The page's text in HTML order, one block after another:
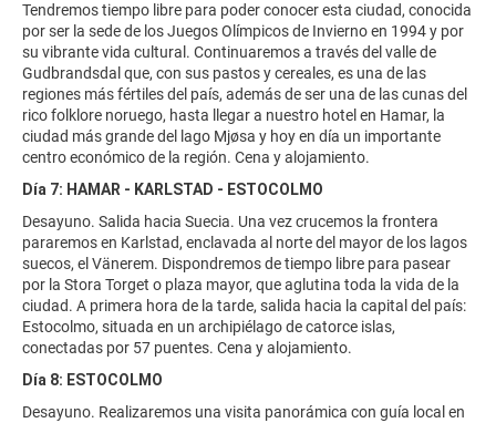
Tendremos tiempo libre para poder conocer esta ciudad, conocida
por ser la sede de los Juegos Olímpicos de Invierno en 1994 y por
su vibrante vida cultural. Continuaremos a través del valle de
Gudbrandsdal que, con sus pastos y cereales, es una de las
regiones más fértiles del país, además de ser una de las cunas del
rico folklore noruego, hasta llegar a nuestro hotel en Hamar, la
ciudad más grande del lago Mjøsa y hoy en día un importante
centro económico de la región. Cena y alojamiento.
Día 7: HAMAR - KARLSTAD - ESTOCOLMO
Desayuno. Salida hacia Suecia. Una vez crucemos la frontera
pararemos en Karlstad, enclavada al norte del mayor de los lagos
suecos, el Vänerem. Dispondremos de tiempo libre para pasear
por la Stora Torget o plaza mayor, que aglutina toda la vida de la
ciudad. A primera hora de la tarde, salida hacia la capital del país:
Estocolmo, situada en un archipiélago de catorce islas,
conectadas por 57 puentes. Cena y alojamiento.
Día 8: ESTOCOLMO
Desayuno. Realizaremos una visita panorámica con guía local en